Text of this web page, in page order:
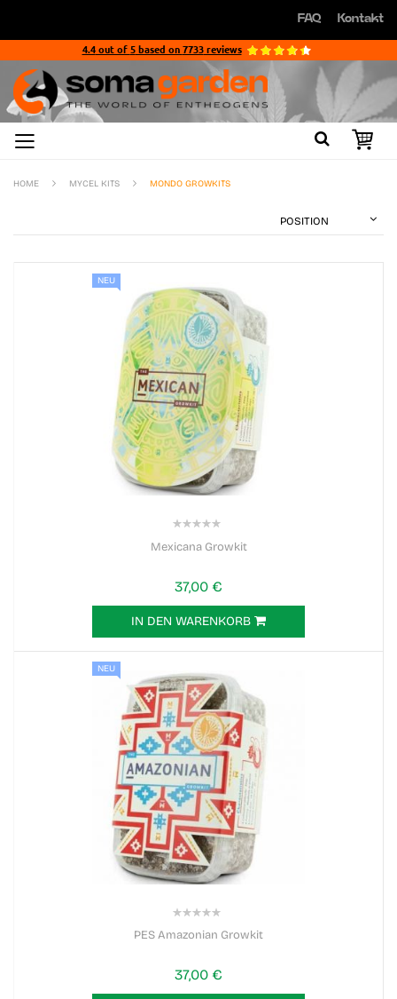
Inhalt
FAQ Kontakt
zum
Inhalt
4.4out of 5based on 7733reviews
HOME MYCEL KITS MONDO GROWKITS
NEU
Mexicana Growkit
37,00 €
IN DEN WARENKORB
NEU
PES Amazonian Growkit
37,00 €